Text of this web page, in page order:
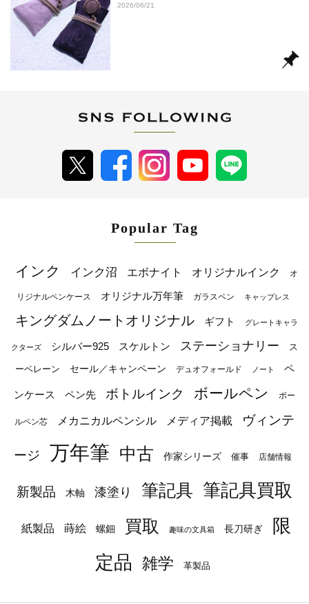
2026/06/21
Popular Tag
インク インク沼 エボナイト オリジナルインク オ
リジナルペンケース オリジナル万年筆 ガラスペン キャップレス
キングダムノートオリジナル ギフト グレートキャラ
クターズ シルバー925 スケルトン ステーショナリー ス
ーベレーン セール／キャンペーン デュオフォールド ノート ペ
ンケース ペン先 ボトルインク ボールペン ボー
ルペン芯 メカニカルペンシル メディア掲載 ヴィンテ
ージ 万年筆 中古 作家シリーズ 催事 店舗情報
新製品 木軸 漆塗り 筆記具 筆記具買取
紙製品 蒔絵 螺鈿 買取 趣味の文具箱 長刀研ぎ
限
定品
雑学 革製品